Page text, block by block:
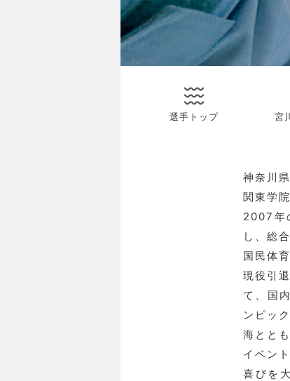
選手トップ 宮
神奈川
関東学
2007年
し、総
国民体
現役引
て、国
ンピッ
海とと
イベン
喜びを